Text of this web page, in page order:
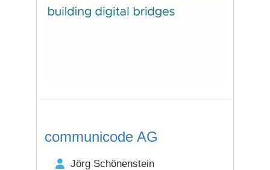
communicode AG
Jörg Schönenstein